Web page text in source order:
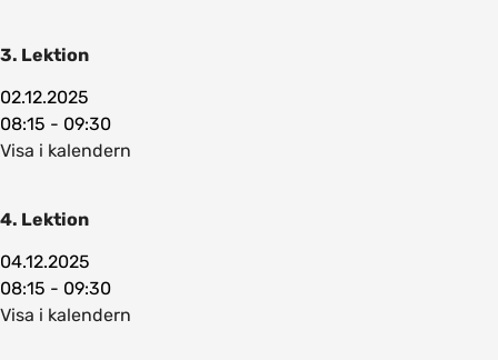
3. Lektion
02.12.2025
08:15 - 09:30
Visa i kalendern
4. Lektion
04.12.2025
08:15 - 09:30
Visa i kalendern